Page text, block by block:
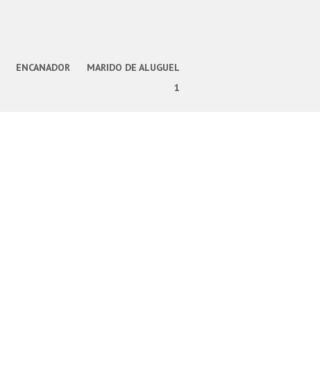
ENCANADOR
MARIDO DE ALUGUEL
1